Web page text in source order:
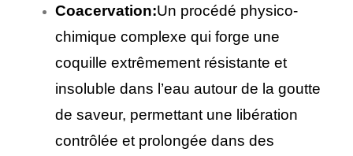
Coacervation:Un procédé physico-
chimique complexe qui forge une
coquille extrêmement résistante et
insoluble dans l’eau autour de la goutte
de saveur, permettant une libération
contrôlée et prolongée dans des